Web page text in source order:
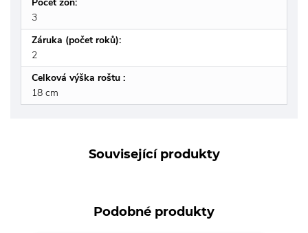
3
Záruka (počet roků):
2
Celková výška roštu :
18 cm
Související produkty
Podobné produkty